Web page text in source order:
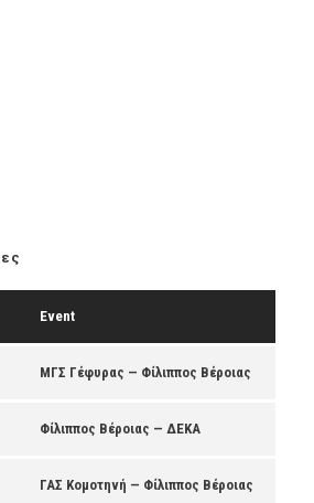
Event
ΜΓΣ Γέφυρας — Φίλιππος Βέροιας
Φίλιππος Βέροιας — ΔΕΚΑ
ΓΑΣ Κομοτηνή — Φίλιππος Βέροιας